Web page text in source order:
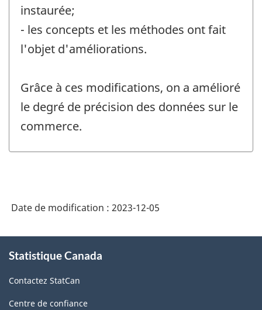
instaurée;
- les concepts et les méthodes ont fait
l'objet d'améliorations.
Grâce à ces modifications, on a amélioré
le degré de précision des données sur le
commerce.
Date de modification : 2023-12-05
propos
ce
site
Statistique Canada
Contactez StatCan
Centre de confiance